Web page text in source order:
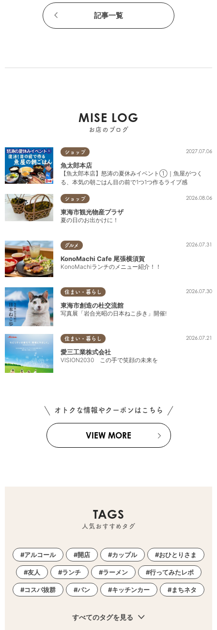
記事一覧
MISE LOG
お店のブログ
ショップ 2027.07.06
魚太郎本店
【魚太郎本店】怒涛の夏休みイベント①｜魚屋がつく
る、本気の朝ごはん目の前で1つ1つ作るライブ感
ショップ 2026.08.06
東海市観光物産プラザ
夏の日のお出かけに！
グルメ 2026.07.31
KonoMachi Cafe 尾張横須賀
KonoMachiランチのメニュー紹介！！
住まい・暮らし 2026.07.30
東海市創造の杜交流館
写真展「岩合光昭の日本ねこ歩き」開催!
住まい・暮らし 2026.07.21
愛三工業株式会社
VISION2030 この手で笑顔の未来を
オトクな情報やクーポンはこちら
VIEW MORE
TAGS
人気おすすめタグ
アルコール 開店 カップル おひとりさま
友人 ランチ ラーメン 行ってみたレポ
コスパ抜群 パン キッチンカー まちネタ
すべてのタグを見る